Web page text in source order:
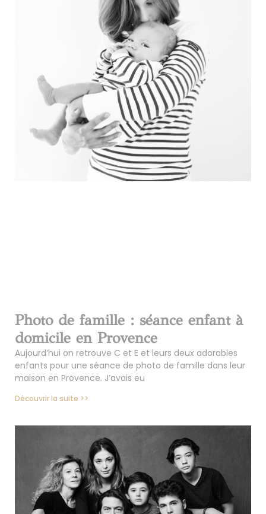
Photo de famille : séance enfant à
domicile en Provence
Aujourd’hui on retrouve C et E et leurs deux adorables
enfants pour une séance de photo de famille dans leur
maison en Provence. J’avais eu
Découvrir la suite >>